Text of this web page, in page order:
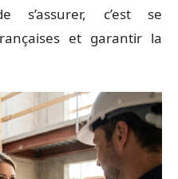
s’assurer, c’est se
et garantir la